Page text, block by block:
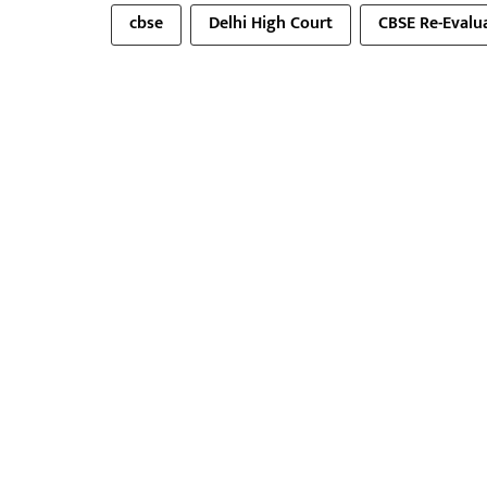
cbse Delhi High Court CBSE Re-